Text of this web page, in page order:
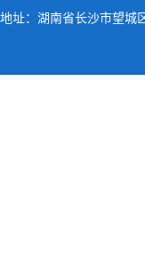
地址：湖南省长沙市望城